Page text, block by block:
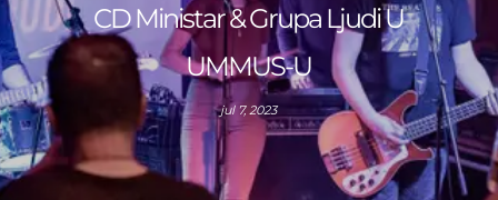
CD Ministar & Grupa Ljudi U
UMMUS-U
jul 7, 2023